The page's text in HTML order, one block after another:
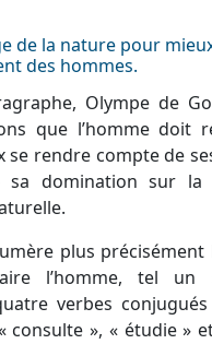
de la nature pour
des hommes.
Olympe de
que l’homme doit
se rendre compte de
domination sur la
plus
l’homme, tel un
verbes
consulte », « étudie »